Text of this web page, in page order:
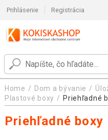
Prihlásenie Registrácia
Home Dom a bývanie
Plastové boxy
Priehľadné
Priehľadné boxy